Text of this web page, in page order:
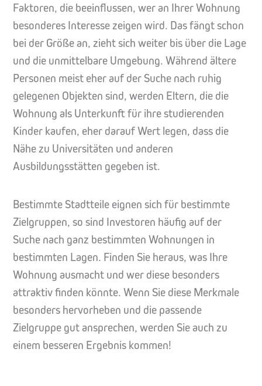
Faktoren, die beeinflussen, wer an Ihrer Wohnung
besonderes Interesse zeigen wird. Das fängt schon
bei der Größe an, zieht sich weiter bis über die Lage
und die unmittelbare Umgebung. Während ältere
Personen meist eher auf der Suche nach ruhig
gelegenen Objekten sind, werden Eltern, die die
Wohnung als Unterkunft für ihre studierenden
Kinder kaufen, eher darauf Wert legen, dass die
Nähe zu Universitäten und anderen
Ausbildungsstätten gegeben ist.
Bestimmte Stadtteile eignen sich für bestimmte
Zielgruppen, so sind Investoren häufig auf der
Suche nach ganz bestimmten Wohnungen in
bestimmten Lagen. Finden Sie heraus, was Ihre
Wohnung ausmacht und wer diese besonders
attraktiv finden könnte. Wenn Sie diese Merkmale
besonders hervorheben und die passende
Zielgruppe gut ansprechen, werden Sie auch zu
einem besseren Ergebnis kommen!